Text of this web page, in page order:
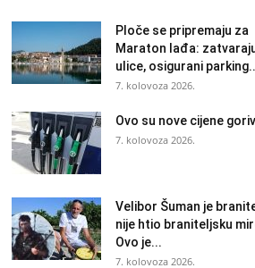
Ploče se pripremaju za
Maraton lađa:
ulice, osigurani
7. kolovoza 2026.
Ovo su nove cijene
7. kolovoza 2026.
Velibor Šuman je
nije htio braniteljsku
Ovo je...
7. kolovoza 2026.